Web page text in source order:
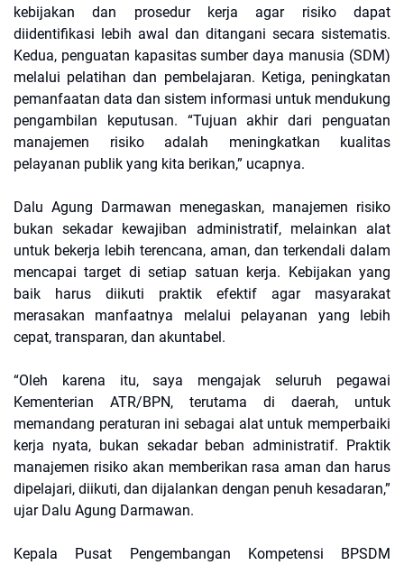
kebijakan dan prosedur kerja agar risiko dapat
diidentifikasi lebih awal dan ditangani secara sistematis.
Kedua, penguatan kapasitas sumber daya manusia (SDM)
melalui pelatihan dan pembelajaran. Ketiga, peningkatan
pemanfaatan data dan sistem informasi untuk mendukung
pengambilan keputusan. “Tujuan akhir dari penguatan
manajemen risiko adalah meningkatkan kualitas
pelayanan publik yang kita berikan,” ucapnya.
Dalu Agung Darmawan menegaskan, manajemen risiko
bukan sekadar kewajiban administratif, melainkan alat
untuk bekerja lebih terencana, aman, dan terkendali dalam
mencapai target di setiap satuan kerja. Kebijakan yang
baik harus diikuti praktik efektif agar masyarakat
merasakan manfaatnya melalui pelayanan yang lebih
cepat, transparan, dan akuntabel.
“Oleh karena itu, saya mengajak seluruh pegawai
Kementerian ATR/BPN, terutama di daerah, untuk
memandang peraturan ini sebagai alat untuk memperbaiki
kerja nyata, bukan sekadar beban administratif. Praktik
manajemen risiko akan memberikan rasa aman dan harus
dipelajari, diikuti, dan dijalankan dengan penuh kesadaran,”
ujar Dalu Agung Darmawan.
Kepala Pusat Pengembangan Kompetensi BPSDM